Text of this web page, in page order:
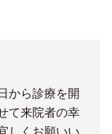
から診療を開
て来院者の幸
しくお願いい